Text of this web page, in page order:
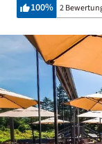
100% 2